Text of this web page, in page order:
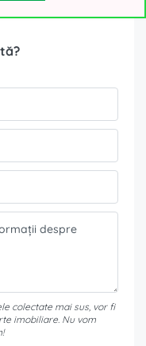
colectate mai sus, vor fi
imobiliare. Nu vom